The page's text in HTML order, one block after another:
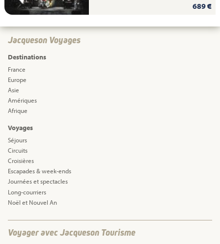
689 €
Jacqueson Voyages
Destinations
France
Europe
Asie
Amériques
Afrique
Voyages
Séjours
Circuits
Croisières
Escapades & week-ends
Journées et spectacles
Long-courriers
Noël et Nouvel An
Voyager avec Jacqueson Tourisme